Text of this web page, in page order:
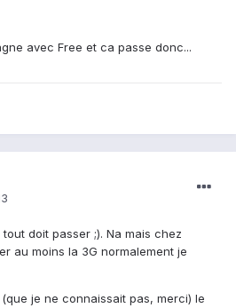
avec Free et ca passe donc...
doit passer ;). Na mais chez
au moins la 3G normalement je
je ne connaissait pas, merci) le